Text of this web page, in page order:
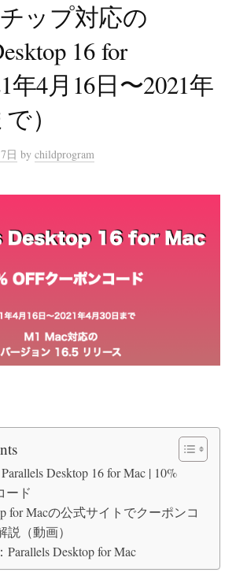
ップ対応の
16 for
年4月16日〜2021年
）
日 by childprogram
Desktop 16 for Mac | 10%
ード
for Macの公式サイトでクーポンコ
（動画）
Desktop for Mac